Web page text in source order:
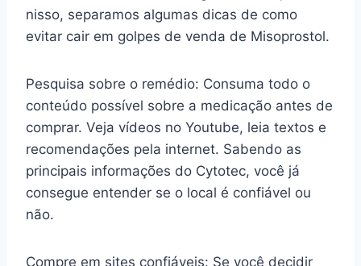
nisso, separamos algumas dicas de como
evitar cair em golpes de venda de Misoprostol.
Pesquisa sobre o remédio: Consuma todo o
conteúdo possível sobre a medicação antes de
comprar. Veja vídeos no Youtube, leia textos e
recomendações pela internet. Sabendo as
principais informações do Cytotec, você já
consegue entender se o local é confiável ou
não.
Compre em sites confiáveis: Se você decidir